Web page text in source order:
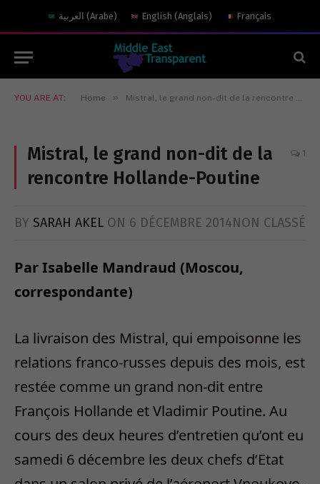
العربية (Arabe) English (Anglais) Français
YOU ARE AT: Home » Mistral, le grand non-dit de la rencontre Hollande-Poutine
Mistral, le grand non-dit de la
rencontre Hollande-Poutine
1
BY SARAH AKEL ON 6 DÉCEMBRE 2014NON CLASSÉ
Par Isabelle Mandraud (Moscou,
correspondante)
La livraison des Mistral, qui empoisonne les
relations franco-russes depuis des mois, est
restée comme un grand non-dit entre
François Hollande et Vladimir Poutine. Au
cours des deux heures d’entretien qu’ont eu
samedi 6 décembre les deux chefs d’Etat